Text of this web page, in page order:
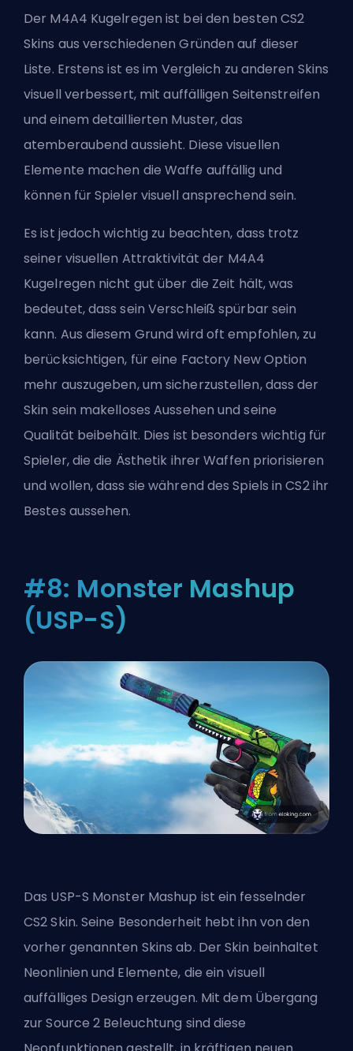
Der M4A4 Kugelregen ist bei den besten CS2
Skins aus verschiedenen Gründen auf dieser
Liste. Erstens ist es im Vergleich zu anderen Skins
visuell verbessert, mit auffälligen Seitenstreifen
und einem detaillierten Muster, das
atemberaubend aussieht. Diese visuellen
Elemente machen die Waffe auffällig und
können für Spieler visuell ansprechend sein.
Es ist jedoch wichtig zu beachten, dass trotz
seiner visuellen Attraktivität der M4A4
Kugelregen nicht gut über die Zeit hält, was
bedeutet, dass sein Verschleiß spürbar sein
kann. Aus diesem Grund wird oft empfohlen, zu
berücksichtigen, für eine Factory New Option
mehr auszugeben, um sicherzustellen, dass der
Skin sein makelloses Aussehen und seine
Qualität beibehält. Dies ist besonders wichtig für
Spieler, die die Ästhetik ihrer Waffen priorisieren
und wollen, dass sie während des Spiels in CS2 ihr
Bestes aussehen.
#8: Monster Mashup
(USP-S)
Das USP-S Monster Mashup ist ein fesselnder
CS2 Skin. Seine Besonderheit hebt ihn von den
vorher genannten Skins ab. Der Skin beinhaltet
Neonlinien und Elemente, die ein visuell
auffälliges Design erzeugen. Mit dem Übergang
zur Source 2 Beleuchtung sind diese